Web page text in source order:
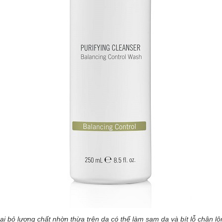
bỏ lượng chất nhờn thừa trên da có thể làm sạm da và bít lỗ chân